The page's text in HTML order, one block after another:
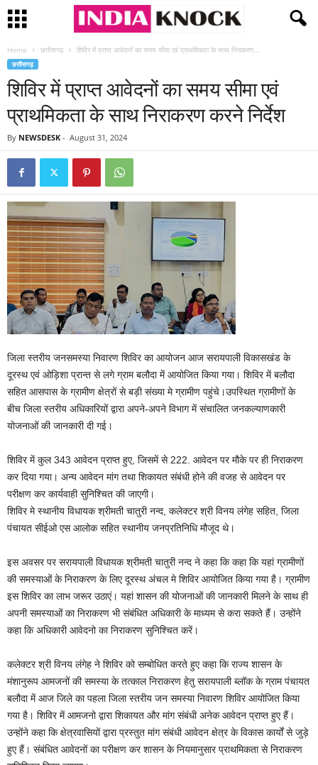
Home छत्तीसगढ़ शिविर में प्राप्त आवेदनों का समय सीमा एवं प्राथमिकता के साथ निराकरण...
छत्तीसगढ़
शिविर में प्राप्त आवेदनों का समय सीमा एवं
प्राथमिकता के साथ निराकरण करने निर्देश
By NEWSDESK - August 31, 2024
जिला स्तरीय जनसमस्या निवारण शिविर का आयोजन आज सरायपाली विकासखंड के
दूरस्थ एवं ओड़िशा प्रान्त से लगे ग्राम बलौदा में आयोजित किया गया। शिविर में बलौदा
सहित आसपास के ग्रामीण क्षेत्रों से बड़ी संख्या मे ग्रामीण पहुंचे।उपस्थित ग्रामीणों के
बीच जिला स्तरीय अधिकारियों द्वारा अपने-अपने विभाग में संचालित जनकल्याणकारी
योजनाओं की जानकारी दी गई।
शिविर में कुल 343 आवेदन प्राप्त हुए, जिसमें से 222. आवेदन पर मौके पर ही निराकरण
कर दिया गया। अन्य आवेदन मांग तथा शिकायत संबंधी होने की वजह से आवेदन पर
परीक्षण कर कार्यवाही सुनिश्चित की जाएगी।
शिविर मे स्थानीय विधायक श्रीमती चातुरी नन्द, कलेक्टर श्री विनय लंगेह सहित, जिला
पंचायत सीईओ एस आलोक सहित स्थानीय जनप्रतिनिधि मौजूद थे।
इस अवसर पर सरायपाली विधायक श्रीमती चातुरी नन्द ने कहा कि कहा कि यहां ग्रामीणों
की समस्याओं के निराकरण के लिए दूरस्थ अंचल मे शिविर आयोजित किया गया है। ग्रामीण
इस शिविर का लाभ जरूर उठाएं। यहां शासन की योजनाओं की जानकारी मिलने के साथ ही
अपनी समस्याओं का निराकरण भी संबंधित अधिकारी के माध्यम से करा सकते हैं। उन्होंने
कहा कि अधिकारी आवेदनो का निराकरण सुनिश्चित करें।
कलेक्टर श्री विनय लंगेह ने शिविर को सम्बोधित करते हुए कहा कि राज्य शासन के
मंशानुरूप आमजनों की समस्या के तत्काल निराकरण हेतु सरायपाली ब्लॉक के ग्राम पंचायत
बलौदा में आज जिले का पहला जिला स्तरीय जन समस्या निवारण शिविर आयोजित किया
गया है। शिविर में आमजनो द्वारा शिकायत और मांग संबंधी अनेक आवेदन प्राप्त हुए हैं।
उन्होंने कहा कि क्षेत्रवासियों द्वारा प्रस्तुत मांग संबंधी आवेदन क्षेत्र के विकास कार्यों से जुड़े
हुए हैं। संबंधित आवेदनों का परीक्षण कर शासन के नियमानुसार प्राथमिकता से निराकरण